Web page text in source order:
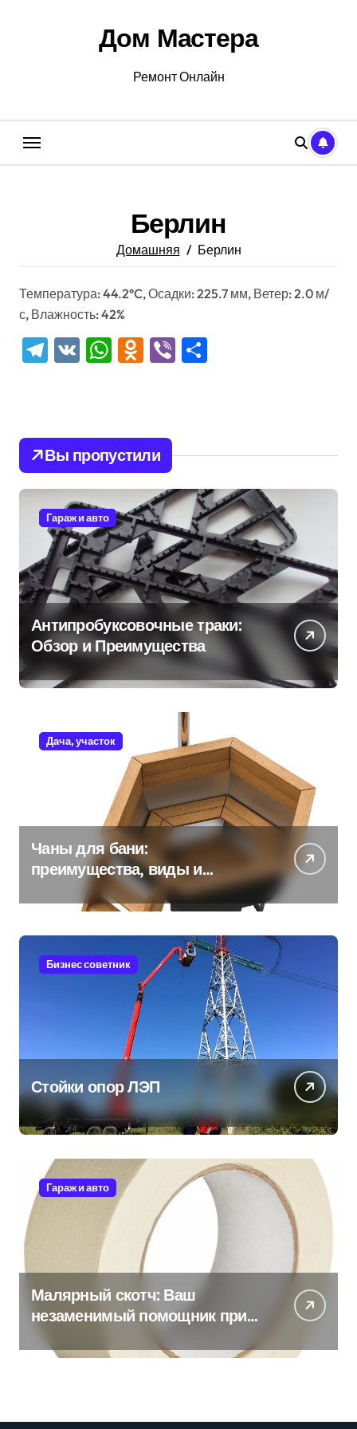
Дом Мастера
Ремонт Онлайн
Берлин
Домашняя Берлин
Температура: 44.2°C, Осадки: 225.7 мм, Ветер: 2.0 м/
с, Влажность: 42%
Telegram
VK WhatsApp
Odnoklassniki
Viber
Вы пропустили
Гараж и авто
Антипробуксовочные траки:
Обзор и Преимущества
Дача, участок
Чаны для бани:
преимущества, виды и
особенности использования
Бизнес советник
Стойки опор ЛЭП
Гараж и авто
Малярный скотч: Ваш
незаменимый помощник при